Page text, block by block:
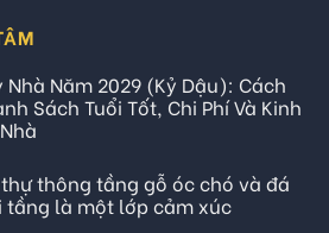
Nhà Năm 2029 (Kỷ Dậu): Cách
Sách Tuổi Tốt, Chi Phí Và Kinh
thông tầng gỗ óc chó và đá
tầng là một lớp cảm xúc